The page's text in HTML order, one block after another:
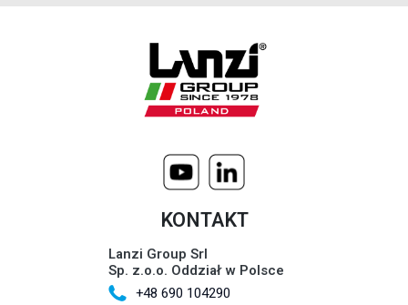
KONTAKT
Lanzi Group Srl
Sp. z.o.o. Oddział w Polsce
+48 690 104290